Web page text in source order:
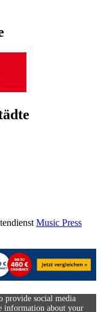
Music Press
provide social media
information about your